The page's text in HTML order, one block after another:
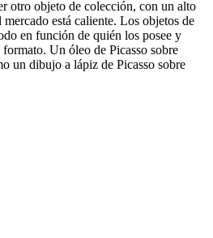
otro objeto de colección, con un alto
está caliente. Los objetos de
en función de quién los posee y
Un óleo de Picasso sobre
un dibujo a lápiz de Picasso sobre